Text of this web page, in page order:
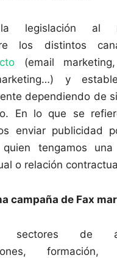
la legislación al
los distintos
(email
y
dependiendo de
En lo que se
enviar publicidad
tengamos una
o relación
campaña de Fax
sectores de
formación,